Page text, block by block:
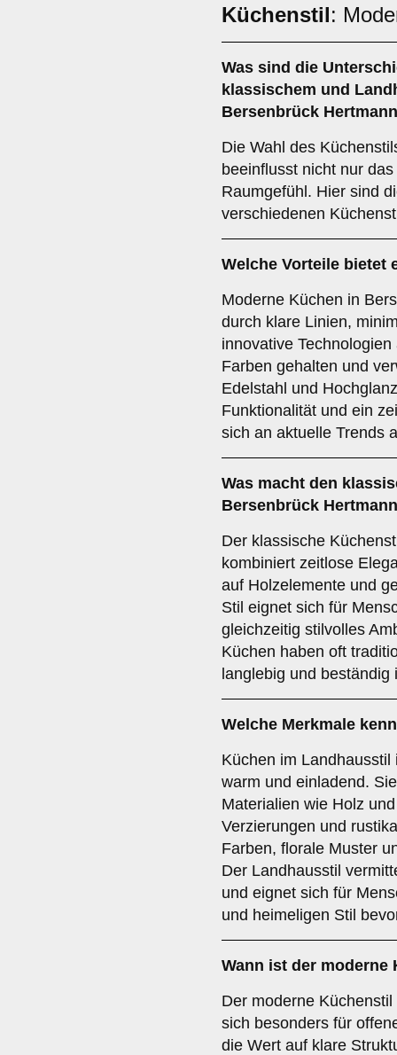
Küchenstil:
Was sind die
klassischem und
Bersenbrück
Die Wahl des
beeinflusst nicht nur
Raumgefühl. Hier sind
verschiedenen
Welche Vorteile bietet
Moderne Küchen in
durch klare Linien,
innovative
Farben gehalten und
Edelstahl und
Funktionalität und ein
sich an aktuelle Trends
Was macht den
Bersenbrück
Der klassische
kombiniert zeitlose
auf Holzelemente und
Stil eignet sich für
gleichzeitig stilvolles
Küchen haben oft
langlebig und beständig
Welche Merkmale
Küchen im
warm und einladend.
Materialien wie Holz
Verzierungen und
Farben, florale Muster
Der Landhausstil
und eignet sich für
und heimeligen Stil
Wann ist der moderne
Der moderne
sich besonders für
die Wert auf klare